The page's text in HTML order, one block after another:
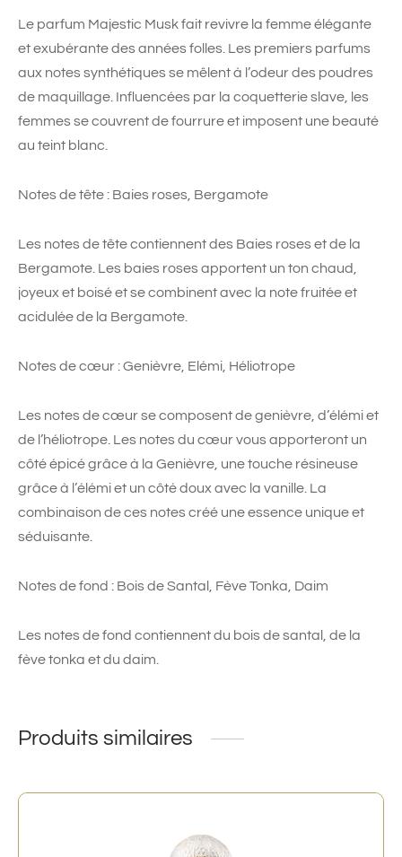
Le parfum Majestic Musk fait revivre la femme élégante
et exubérante des années folles. Les premiers parfums
aux notes synthétiques se mêlent à l’odeur des poudres
de maquillage. Influencées par la coquetterie slave, les
femmes se couvrent de fourrure et imposent une beauté
au teint blanc.
Notes de tête : Baies roses, Bergamote
Les notes de tête contiennent des Baies roses et de la
Bergamote. Les baies roses apportent un ton chaud,
joyeux et boisé et se combinent avec la note fruitée et
acidulée de la Bergamote.
Notes de cœur : Genièvre, Elémi, Héliotrope
Les notes de cœur se composent de genièvre, d’élémi et
de l’héliotrope. Les notes du cœur vous apporteront un
côté épicé grâce à la Genièvre, une touche résineuse
grâce à l’élémi et un côté doux avec la vanille. La
combinaison de ces notes créé une essence unique et
séduisante.
Notes de fond : Bois de Santal, Fève Tonka, Daim
Les notes de fond contiennent du bois de santal, de la
fève tonka et du daim.
Produits similaires